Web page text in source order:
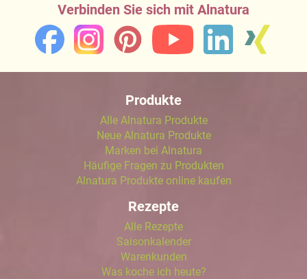
Verbinden Sie sich mit Alnatura
Produkte
Alle Alnatura Produkte
Neue Alnatura Produkte
Marken bei Alnatura
Häufige Fragen zu Produkten
Alnatura Produkte online kaufen
Rezepte
Alle Rezepte
Saisonkalender
Warenkunden
Was koche ich heute?